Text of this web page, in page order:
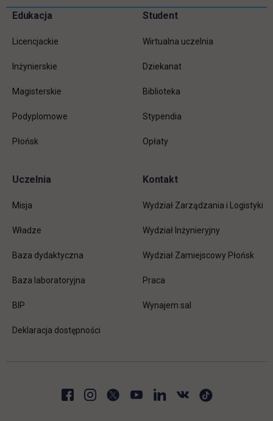
Pomiń
Informacje w stopce
Edukacja
Licencjackie
Inżynierskie
Magisterskie
Podyplomowe
Płońsk
Student
Wirtualna uczelnia
Dziekanat
Biblioteka
Stypendia
Opłaty
Uczelnia
Misja
Władze
Baza dydaktyczna
Baza laboratoryjna
BIP
Deklaracja dostępności
Kontakt
Wydział Zarządzania i Logistyki
Wydział Inżynieryjny
Wydział Zamiejscowy Płońsk
Praca
Wynajem sal